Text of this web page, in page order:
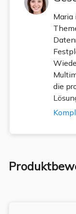
Maria
die